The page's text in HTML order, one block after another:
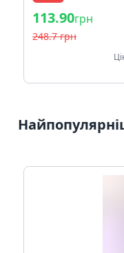
113.90грн
248.7 грн